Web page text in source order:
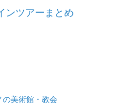
ンツアーまとめ
の美術館・教会